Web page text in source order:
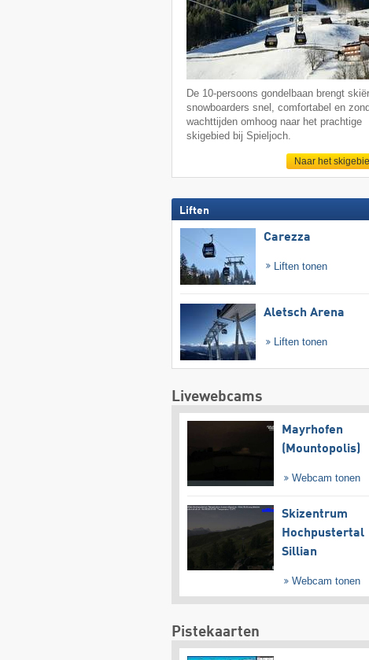
De 10-persoons gondelbaan brengt
snowboarders snel, comfortabel en
wachttijden omhoog naar het prachtige
skigebied bij Spieljoch.
Naar het
Liften
Carezza
Liften tonen
Aletsch Arena
Liften tonen
Livewebcams
Mayrhofen
(Mountopolis)
Webcam tonen
Skizentrum
Hochpustertal
Sillian
Webcam tonen
Pistekaarten